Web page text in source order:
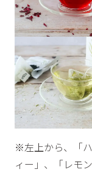
※左上から、「
ィー」、「レモ